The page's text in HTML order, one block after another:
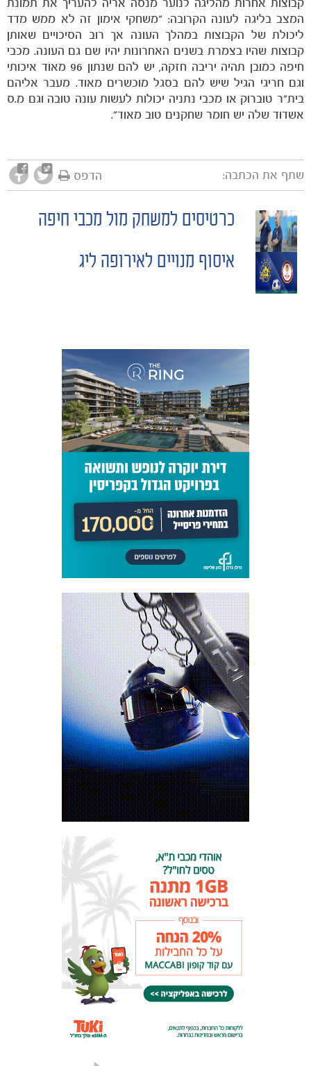
כרטיסים
המצב בליגה לעונה הקרובה: "משחקי אימון זה לא ממש מדד
ליכולת של הקבוצות במהלך העונה אך רוב הסיכויים שאותן
קבוצות שהיו בצמרת בשנים האחרונות יהיו שם גם העונה. מכבי
חיפה כמובן תהיה יריבה חזקה, יש להם שנתון 96 מאוד איכותי
וגם חריגי הגיל שיש להם בסגל מוכשרים מאוד. מעבר אליהם
בית"ר טוברוק או מכבי נתניה יכולות לעשות עונה טובה וגם מ.ס
אשדוד שלה יש חומר שחקנים טוב מאוד".
שתף את הכתבה: הדפס
POST
NAVIGATION
כרטיסים למשחק מול מכבי חיפה
איסוף מנויים לאירופה ליג